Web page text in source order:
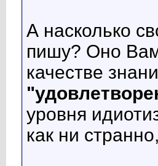
А насколько
пишу? Оно
качестве
уровня
как ни